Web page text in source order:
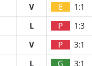
V E 1:1
L P 1:3
V P 3:1
L G 3:1